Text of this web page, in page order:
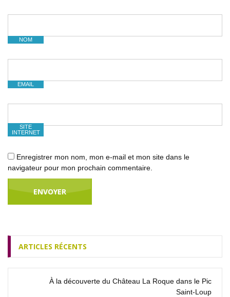
NOM
EMAIL
SITE
INTERNET
Enregistrer mon nom, mon e-mail et mon site dans le
navigateur pour mon prochain commentaire.
ARTICLES RÉCENTS
À la découverte du Château La Roque dans le Pic
Saint‑Loup